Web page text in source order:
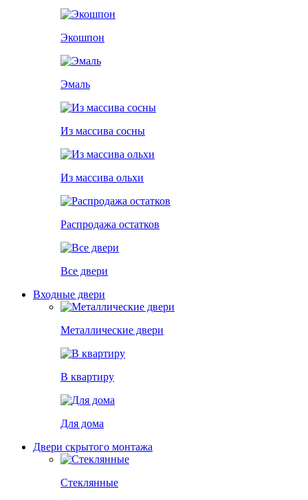
Экошпон
Эмаль
Из массива сосны
Из массива ольхи
Распродажа остатков
Все двери
Входные двери
Металлические двери
В квартиру
Для дома
Двери скрытого монтажа
Стеклянные